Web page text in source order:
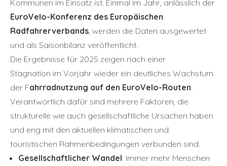
Kommunen im Einsatz ist. Einmal im Jahr, anlässlich der
EuroVelo-Konferenz des Europäischen
Radfahrerverbands , werden die Daten ausgewertet
und als Saisonbilanz veröffentlicht.
Die Ergebnisse für 2025 zeigen nach einer
Stagnation im Vorjahr wieder ein deutliches Wachstum
der Fahrradnutzung auf den EuroVelo-Routen.
Verantwortlich dafür sind mehrere Faktoren, die
strukturelle wie auch gesellschaftliche Ursachen haben
und eng mit den aktuellen klimatischen und
touristischen Rahmenbedingungen verbunden sind.
Gesellschaftlicher Wandel: Immer mehr Menschen